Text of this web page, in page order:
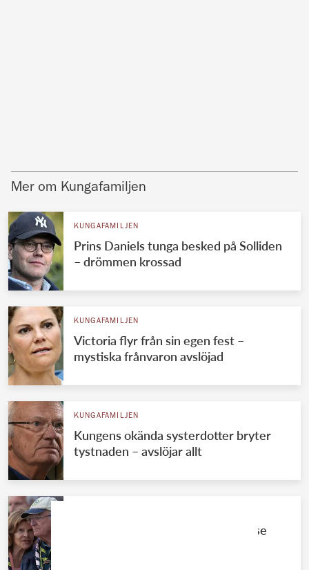
Mer om Kungafamiljen
KUNGAFAMILJEN
Prins Daniels tunga besked på Solliden
– drömmen krossad
KUNGAFAMILJEN
Victoria flyr från sin egen fest –
mystiska frånvaron avslöjad
KUNGAFAMILJEN
Kungens okända systerdotter bryter
tystnaden – avslöjar allt
Kungens kärleksmys med Silvia – se